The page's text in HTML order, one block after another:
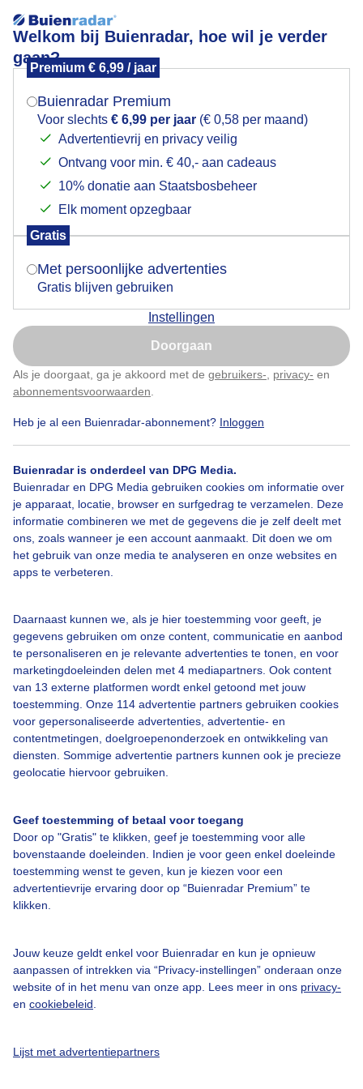
Welkom bij Buienradar, hoe wil je verder
gaan?
Premium € 6,99 / jaar
Buienradar Premium
Voor slechts € 6,99 per jaar (€ 0,58 per maand)
Advertentievrij en privacy veilig
Ontvang voor min. € 40,- aan cadeaus
10% donatie aan Staatsbosbeheer
Elk moment opzegbaar
Gratis
Met persoonlijke advertenties
Gratis blijven gebruiken
Instellingen
Doorgaan
Als je doorgaat, ga je akkoord met de gebruikers- privacy- en
abonnementsvoorwaarden
Heb je al een Buienradar-abonnement? Inloggen
Buienradar is onderdeel van DPG Media.
Buienradar en DPG Media gebruiken cookies om informatie over
je apparaat, locatie, browser en surfgedrag te verzamelen. Deze
informatie combineren we met de gegevens die je zelf deelt met
ons, zoals wanneer je een account aanmaakt. Dit doen we om
het gebruik van onze media te analyseren en onze websites en
apps te verbeteren.
Daarnaast kunnen we, als je hier toestemming voor geeft, je
gegevens gebruiken om onze content, communicatie en aanbod
te personaliseren en je relevante advertenties te tonen, en voor
marketingdoeleinden delen met 4 mediapartners. Ook content
van 13 externe platformen wordt enkel getoond met jouw
toestemming. Onze 114 advertentie partners gebruiken cookies
voor gepersonaliseerde advertenties, advertentie- en
contentmetingen, doelgroepenonderzoek en ontwikkeling van
diensten. Sommige advertentie partners kunnen ook je precieze
geolocatie hiervoor gebruiken.
Geef toestemming of betaal voor toegang
Door op "Gratis" te klikken, geef je toestemming voor alle
bovenstaande doeleinden. Indien je voor geen enkel doeleinde
toestemming wenst te geven, kun je kiezen voor een
advertentievrije ervaring door op “Buienradar Premium” te
klikken.
Jouw keuze geldt enkel voor Buienradar en kun je opnieuw
aanpassen of intrekken via “Privacy-instellingen” onderaan onze
website of in het menu van onze app. Lees meer in ons privacy-
en cookiebeleid
Lijst met advertentiepartners
Veel schuimkoppen op de golven
Veel schuimkoppen op de golven
Door: Ed Slagboom Gemaakt: 11-05-2026, 9x bekeken
Bekijk slideshow
Een moment geduld aub...
Over Buienradar
Veelgestelde vragen
Contact
Toegankelijkheid
Buienradar Team
Privacy beleid
Privacy instellingen
Mogen we je locatie gebruiken voor het
Indien je hier nog geen akkoord op hebt gegeven,
verschijnt er zo een pop-up uit je browser waarin
Is goed, toon de popup
Nu niet, misschien later
Klik hierom dit aan te passen